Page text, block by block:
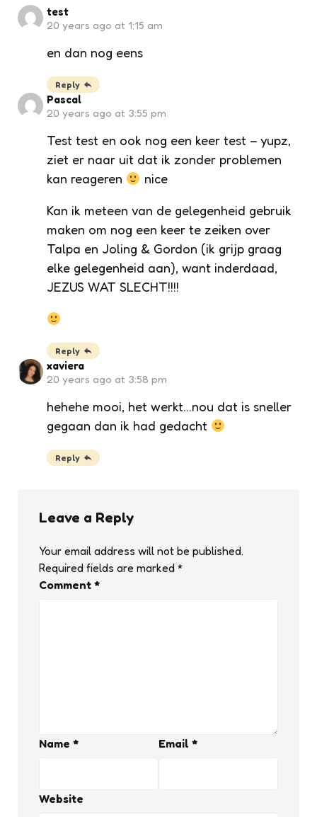
test
20 years ago at 1:15 am
en dan nog eens
Reply
Pascal
20 years ago at 3:55 pm
Test test en ook nog een keer test – yupz,
ziet er naar uit dat ik zonder problemen
kan reageren
nice
Kan ik meteen van de gelegenheid gebruik
maken om nog een keer te zeiken over
Talpa en Joling & Gordon (ik grijp graag
elke gelegenheid aan), want inderdaad,
JEZUS WAT SLECHT!!!!
Reply
xaviera
20 years ago at 3:58 pm
hehehe mooi, het werkt…nou dat is sneller
gegaan dan ik had gedacht
Reply
Leave a Reply
Your email address will not be published.
Required fields are marked *
Comment *
Name * Email *
Website